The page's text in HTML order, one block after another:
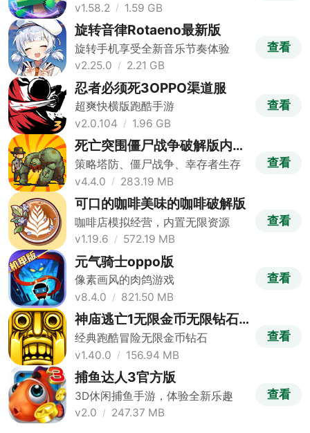
v1.58.2
1.59 GB
旋转音律Rotaeno最新版
旋转手机享受全新音乐节奏体验
v2.25.0
2.21 GB
查看
忍者必须死3OPPO渠道服
超爽快横版跑酷手游
v2.0.104
1.96 GB
查看
死亡突围僵尸战争破解版内置
修改器版
策略塔防、僵尸战争、幸存者生存
v4.4.0
283.19 MB
查看
可口的咖啡美味的咖啡破解版
咖啡店模拟经营，内置无限资源
v1.19.6
572.19 MB
查看
元气骑士oppo版
像素画风的肉鸽游戏
v8.4.0
821.50 MB
查看
神庙逃亡1无限金币无限钻石
版
经典跑酷冒险无限金币钻石
v1.40.0
156.94 MB
查看
捕鱼达人3官方版
3D休闲捕鱼手游，体验全新乐趣
v2.0
247.37 MB
查看